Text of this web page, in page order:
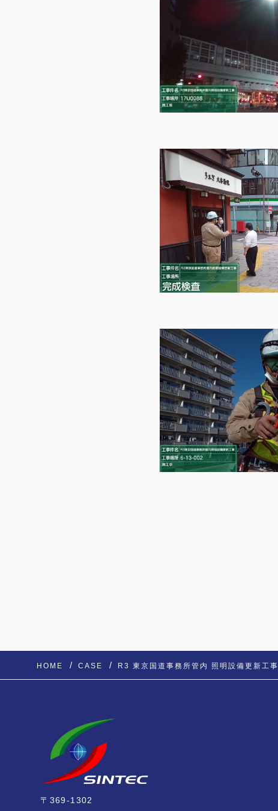
HOME CASE R3 東京国道事務所管内 照明設備更新工事
〒369-1302